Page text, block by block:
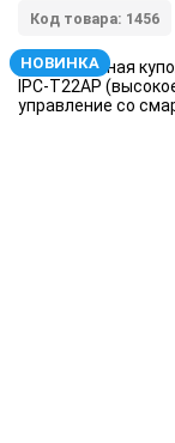
Код товара: 1456
НОВИНКА